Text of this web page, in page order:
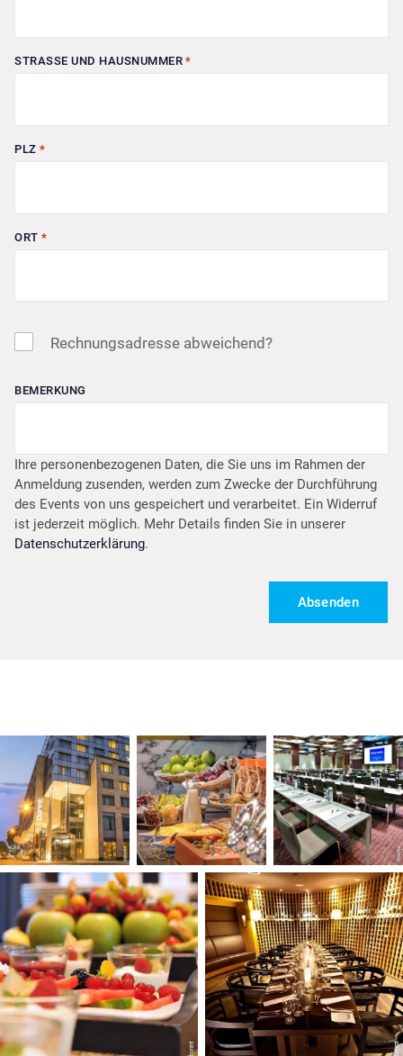
STRASSE UND HAUSNUMMER *
PLZ *
ORT *
Rechnungsadresse abweichend?
BEMERKUNG
Ihre personenbezogenen Daten, die Sie uns im Rahmen der
Anmeldung zusenden, werden zum Zwecke der Durchführung
des Events von uns gespeichert und verarbeitet. Ein Widerruf
ist jederzeit möglich. Mehr Details finden Sie in unserer
Datenschutzerklärung.